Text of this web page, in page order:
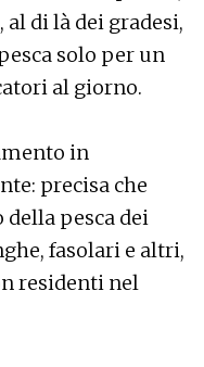
di là dei gradesi,
solo per un
al giorno.
in
precisa che
della pesca dei
fasolari e altri,
residenti nel